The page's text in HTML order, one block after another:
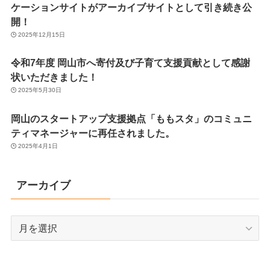
ケーションサイトがアーカイブサイトとして引き続き公
開！
2025年12月15日
令和7年度 岡山市へ寄付及び子育て支援貢献として感謝
状いただきました！
2025年5月30日
岡山のスタートアップ支援拠点「ももスタ」のコミュニ
ティマネージャーに再任されました。
2025年4月1日
アーカイブ